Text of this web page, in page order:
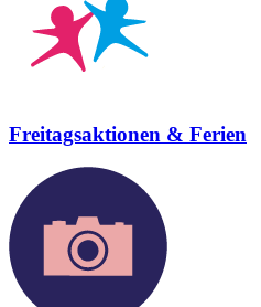
Freitagsaktionen & Ferien